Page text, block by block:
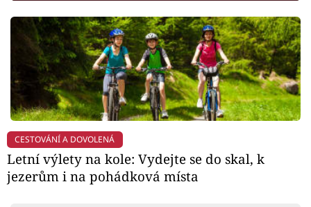
Mámy sobě
Přihlášení
Sledujte nás
CESTOVÁNÍ A DOVOLENÁ
Letní výlety na kole: Vydejte se do skal, k
jezerům i na pohádková místa